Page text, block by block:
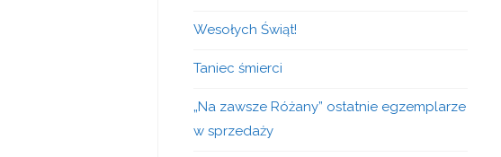
Wesołych Świąt!
Taniec śmierci
„Na zawsze Różany” ostatnie egzemplarze
w sprzedaży